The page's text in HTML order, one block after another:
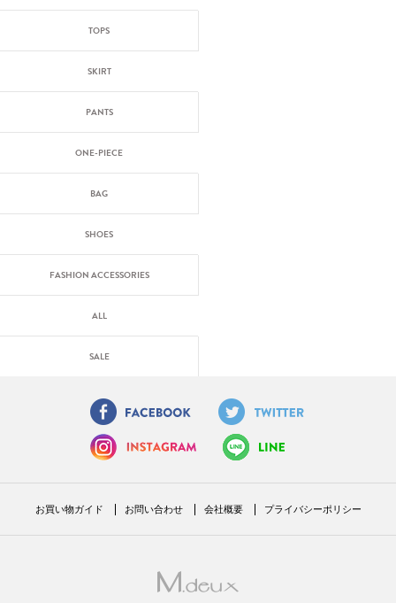
TOPS
SKIRT
PANTS
ONE-PIECE
BAG
SHOES
FASHION ACCESSORIES
ALL
SALE
お買い物ガイド お問い合わせ 会社概要 プライバシーポリシー